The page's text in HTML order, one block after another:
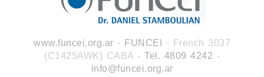
www.funcei.org.ar - FUNCEI
- French 3037
(C1425AWK) CABA - Tel. 4809 4242 -
info@funcei.org.ar